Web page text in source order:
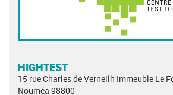
HIGHTEST
15 rue Charles de Verneilh Immeuble Le
Nouméa 98800